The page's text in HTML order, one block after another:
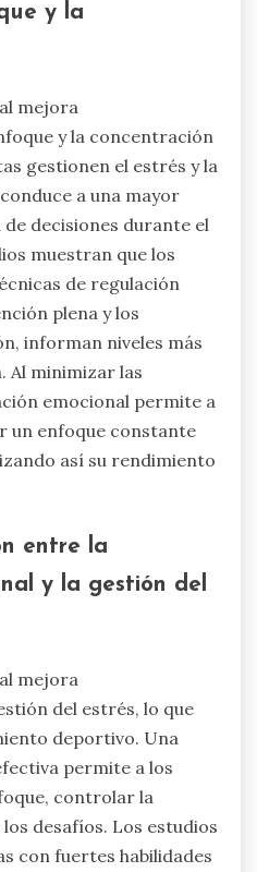
y la
mejora
y la concentración
gestionen el estrés y la
a una mayor
decisiones durante el
muestran que los
de regulación
plena y los
informan niveles más
Al minimizar las
emocional permite a
un enfoque constante
así su rendimiento
entre la
y la gestión del
mejora
del estrés, lo que
deportivo. Una
permite a los
controlar la
desafíos. Los estudios
con fuertes habilidades